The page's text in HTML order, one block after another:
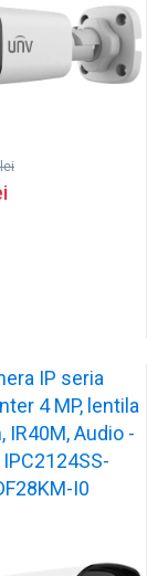
lei
IP seria
4 MP, lentila
IR40M, Audio -
IPC2124SS-
I0